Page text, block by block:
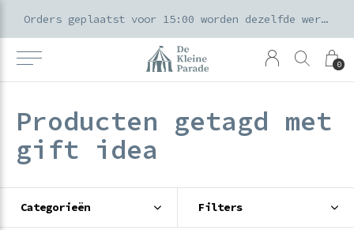
0
Orders geplaatst voor 15:00 worden dezelfde werkdag verzonden
Producten getagd met
gift idea
Categorieën Filters